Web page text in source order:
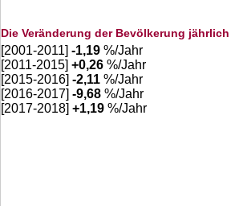
Die Veränderung der Bevölkerung
[2001-2011] -1,19 %/Jahr
[2011-2015] +0,26 %/Jahr
[2015-2016] -2,11 %/Jahr
[2016-2017] -9,68 %/Jahr
[2017-2018] +1,19 %/Jahr